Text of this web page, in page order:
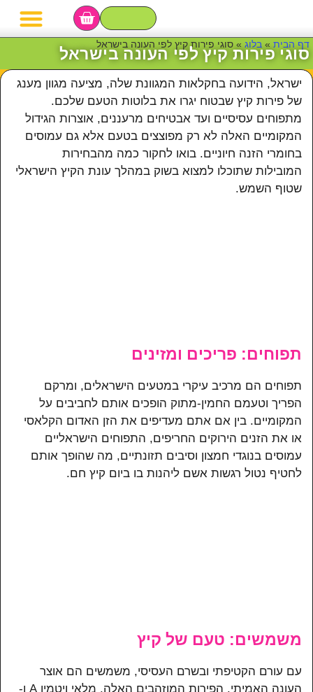
דף הבית » בלוג » סוגי פירות קיץ לפי העונה בישראל
סוגי פירות קיץ לפי העונה בישראל
ישראל, הידועה בחקלאות המגוונת שלה, מציעה מגוון מענג
של פירות קיץ שבטוח יגרו את בלוטות הטעם שלכם.
מתפוחים עסיסיים ועד אבטיחים מרעננים, אוצרות הגידול
המקומיים האלה לא רק מפוצצים בטעם אלא גם עמוסים
בחומרי הזנה חיוניים. בואו לחקור כמה מהבחירות
המובילות שתוכלו למצוא בשוק במהלך עונת הקיץ הישראלי
שטוף השמש.
תפוחים: פריכים ומזינים
תפוחים הם מרכיב עיקרי במטעים הישראלים, ומרקם
הפריך וטעמם החמין-מתוק הופכים אותם לחביבים על
המקומיים. בין אם אתם מעדיפים את הזן האדום הקלאסי
או את הזנים הירוקים החריפים, התפוחים הישראליים
עמוסים בנוגדי חמצון וסיבים תזונתיים, מה שהופך אותם
לחטיף נטול רגשות אשם ליהנות בו ביום קיץ חם.
משמשים: טעם של קיץ
עם עורם הקטיפתי ובשרם העסיסי, משמשים הם אוצר
העונה האמיתי. הפירות המוזהבים האלה, מלאי ויטמין A ו-